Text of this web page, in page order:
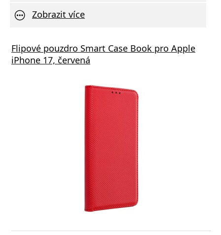
Zobrazit více
Flipové pouzdro Smart Case Book pro Apple
iPhone 17, červená
nabíječka FIXED s 2xUSB výstupem, 17W
Rapid Charge, bílá